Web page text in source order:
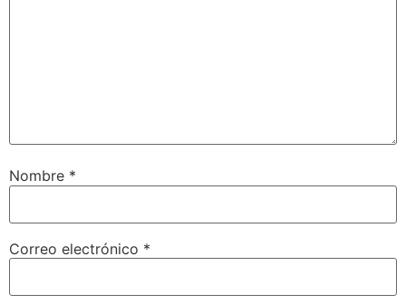
Nombre *
Correo electrónico *